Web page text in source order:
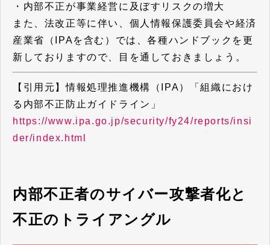
・内部不正が事業経営に及ぼすリスクの増大
また、法改正等に伴い、個人情報保護委員会や経済
産業省（IPAを含む）では、各種ハンドブックを更
新しておりますので、目を通しておきましょう。
【引用元】情報処理推進機構（IPA）「組織におけ
る内部不正防止ガイドライン」
https://www.ipa.go.jp/security/fy24/reports/insi
der/index.html
内部不正者のサイバー攻撃者化と
不正のトライアングル